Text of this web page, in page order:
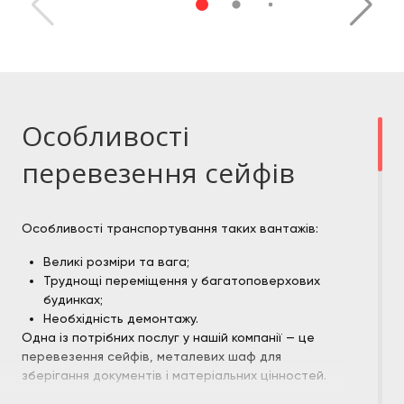
Особливості
перевезення сейфів
Особливості транспортування таких вантажів:
Великі розміри та вага;
Труднощі переміщення у багатоповерхових
будинках;
Необхідність демонтажу.
Одна із потрібних послуг у нашій компанії — це
перевезення сейфів, металевих шаф для
зберігання документів і матеріальних цінностей.